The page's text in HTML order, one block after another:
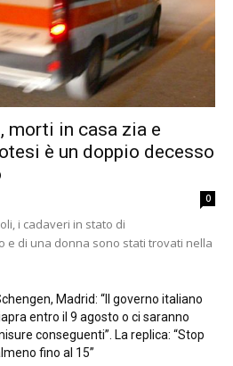
morti in casa zia e
è un doppio decesso
0
i cadaveri in stato di
e di una donna sono stati trovati nella
Madrid: “Il governo italiano
entro il 9 agosto o ci saranno
conseguenti”. La replica: “Stop
fino al 15”